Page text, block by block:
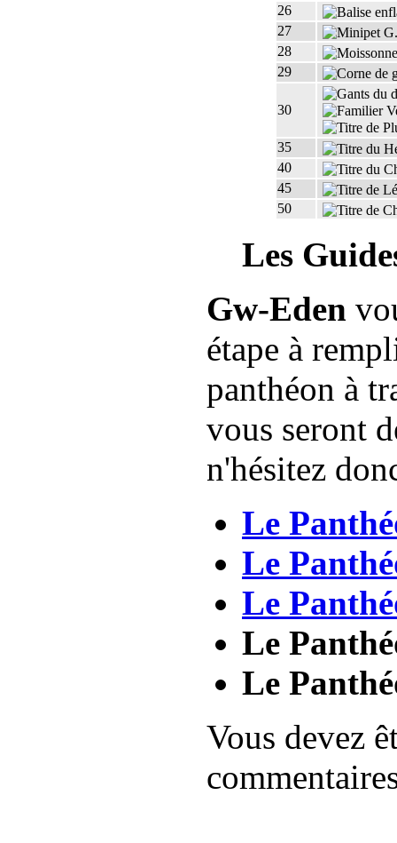
26
27
28
29
30
35
40
45
50
Les
Gw-Eden
étape à
panthéon à
vous seront
n'hésitez
Le
Le
Le
Le
Le
Vous devez